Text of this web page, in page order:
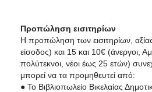
Προπώληση εισιτηρίων
Η προπώληση των εισιτηρίων,
είσοδος) και 15 και 10€ (άνεργοι,
πολύτεκνοι, νέοι έως 25 ετών)
μπορεί να τα προμηθευτεί από:
● Το Βιβλιοπωλείο Βικελαίας